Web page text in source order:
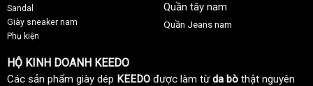
Sandal
Giày sneaker nam
Phụ kiện
Quần tây nam
Quần Jeans nam
HỘ KINH DOANH KEEDO
Các sản phẩm giày dép KEEDO được làm từda bò thật nguyên